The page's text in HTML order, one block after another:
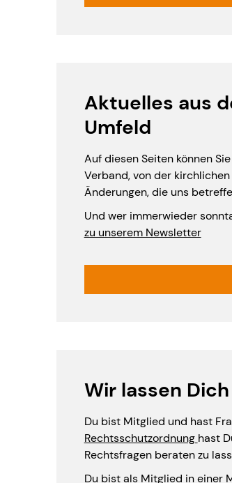
Aktuelles aus
Umfeld
Auf diesen Seiten können
Verband, von der
Änderungen, die uns
Und wer immerwieder
zu unserem Newsletter
Wir lassen
Du bist Mitglied und hast
Rechtsschutzordnung hast
Rechtsfragen beraten zu
Du bist als Mitglied in einer